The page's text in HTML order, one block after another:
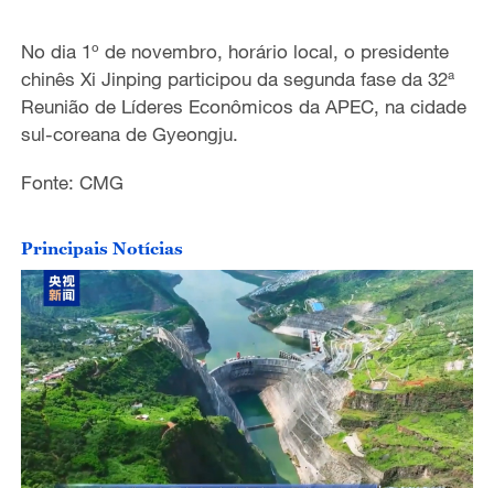
No dia 1º de novembro, horário local, o presidente
chinês Xi Jinping participou da segunda fase da 32ª
Reunião de Líderes Econômicos da APEC, na cidade
sul-coreana de Gyeongju.
Fonte: CMG
Principais Notícias